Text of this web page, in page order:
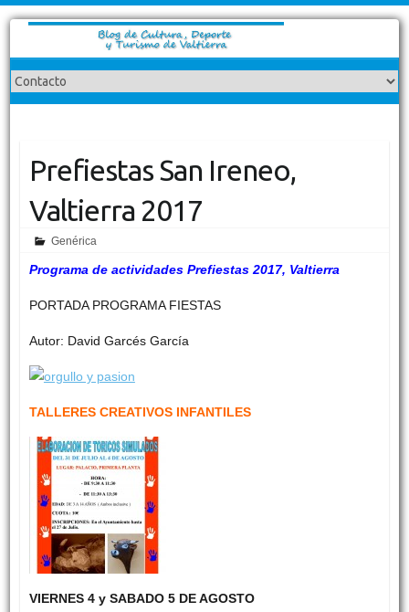
Prefiestas San Ireneo,
Valtierra 2017
Genérica
Programa de actividades Prefiestas 2017, Valtierra
PORTADA PROGRAMA FIESTAS
Autor: David Garcés García
TALLERES CREATIVOS INFANTILES
VIERNES 4 y SABADO 5 DE AGOSTO